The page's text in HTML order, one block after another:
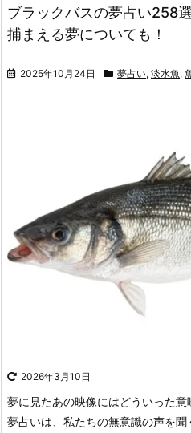
ブラックバスの夢占い258
捕まえる夢についても！
2025年10月24日 夢占い, 淡水魚 ,
2026年3月10日
夢に見たあの映像にはどういった
夢占いは、私たちの無意識の声を聞